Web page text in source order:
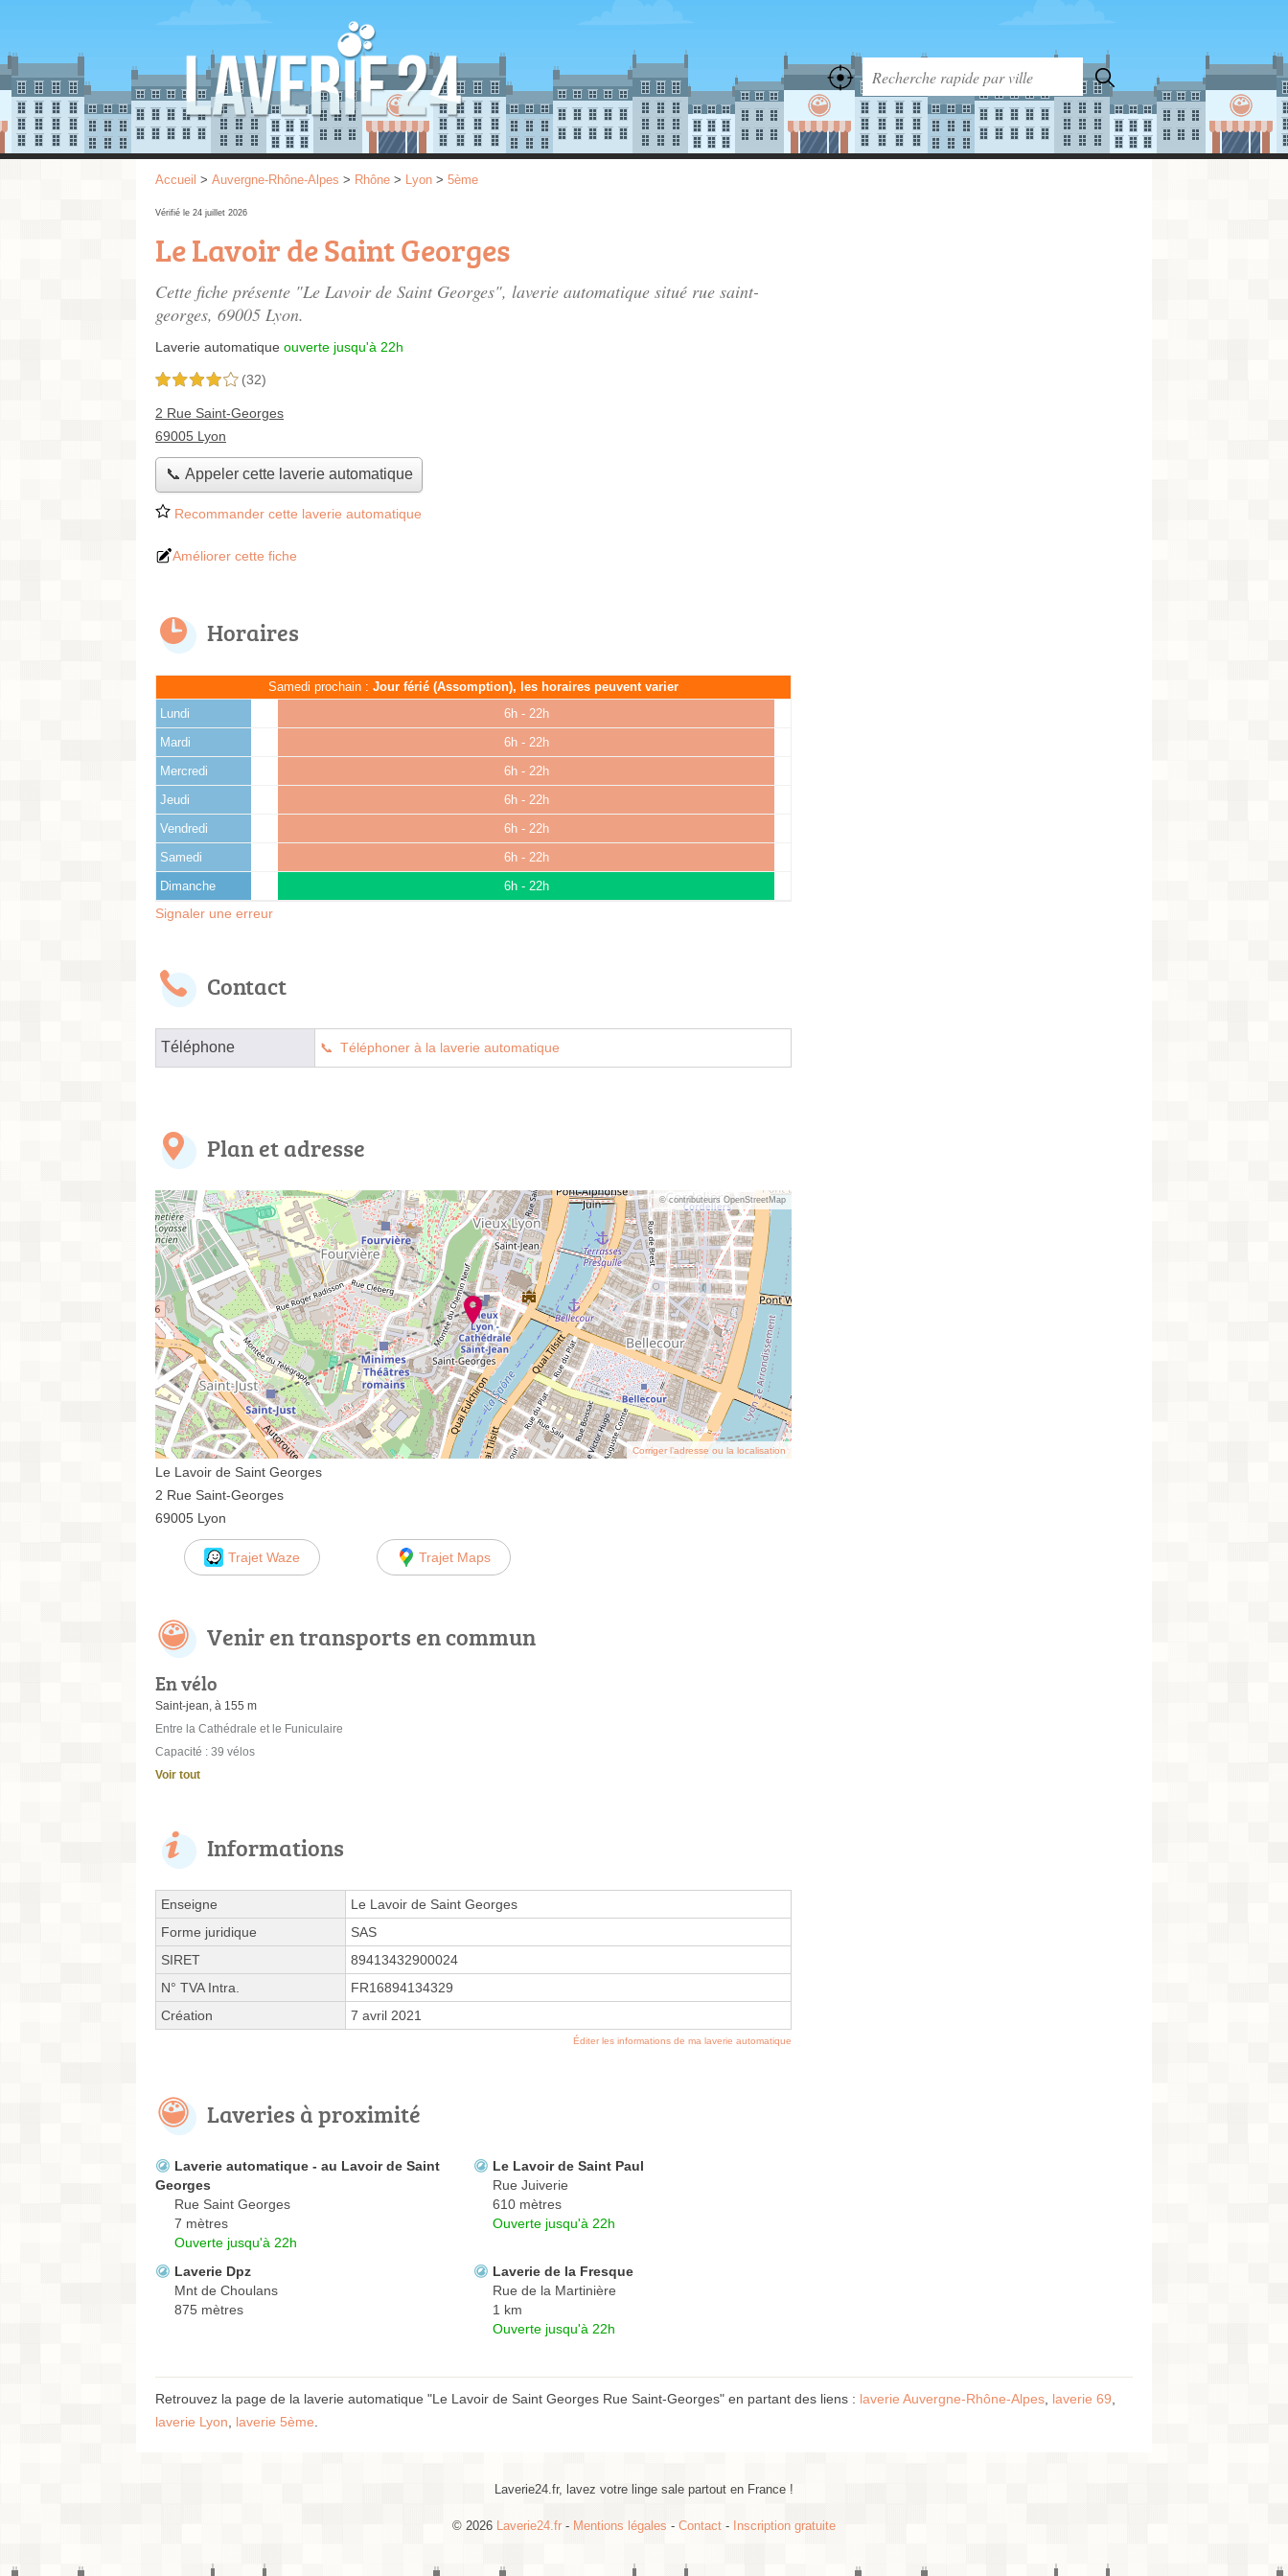
Accueil > Auvergne-Rhône-Alpes > Rhône > Lyon > 5ème
Vérifié le 24 juillet 2026
Le Lavoir de Saint Georges
Cette fiche présente "Le Lavoir de Saint Georges", laverie automatique situé rue saint-
georges, 69005 Lyon.
Laverie automatique ouverte jusqu'à 22h
4,0 étoiles sur 5 (32)
2 Rue Saint-Georges
69005 Lyon
📞 Appeler cette laverie automatique
Recommander cette laverie automatique
Améliorer cette fiche
Horaires
Samedi prochain : Jour férié (Assomption), les horaires peuvent varier
Lundi
6h - 22h
Mardi 6h - 22h
Mercredi 6h - 22h
Jeudi 6h - 22h
Vendredi 6h - 22h
Samedi 6h - 22h
Dimanche 6h - 22h
Signaler une erreur
Contact
Téléphone Téléphoner à la laverie automatique
Plan et adresse
© contributeurs OpenStreetMap
Corriger l’adresse ou la localisation
Le Lavoir de Saint Georges
2 Rue Saint-Georges
69005 Lyon
Trajet Waze Trajet Maps
Venir en transports en commun
En vélo
Saint-jean, à 155 m
Entre la Cathédrale et le Funiculaire
Capacité : 39 vélos
Voir tout
Informations
Enseigne
Le Lavoir de Saint Georges
Forme juridique
SAS
SIRET
89413432900024
N° TVA Intra.
FR16894134329
Création
7 avril 2021
Éditer les informations de ma laverie automatique
Laveries à proximité
Laverie automatique - au Lavoir de Saint
Georges
Rue Saint Georges
7 mètres
Ouverte jusqu'à 22h
Le Lavoir de Saint Paul
Rue Juiverie
610 mètres
Ouverte jusqu'à 22h
Laverie Dpz
Mnt de Choulans
875 mètres
Laverie de la Fresque
Rue de la Martinière
1 km
Ouverte jusqu'à 22h
Retrouvez la page de la laverie automatique "Le Lavoir de Saint Georges Rue Saint-Georges" en partant des liens : laverie Auvergne-Rhône-Alpes laverie 69
laverie Lyon
laverie 5ème
Laverie24.fr, lavez votre linge sale partout en France !
© 2026 Laverie24.fr - Mentions légales - Contact - Inscription gratuite